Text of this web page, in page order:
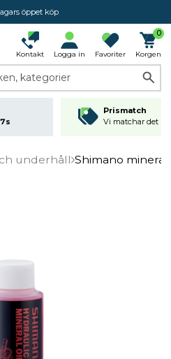
öppet köp
Kontakt Logga in Favoriter
0
Korgen
kategorier
Prismatch
Vi matchar det
underhåll Shimano